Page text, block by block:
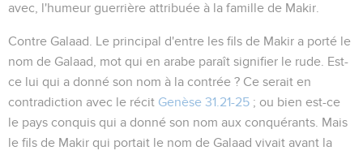
avec, l'humeur guerrière attribuée à la famille de Makir.
Contre Galaad . Le principal d'entre les fils de Makir a porté le
nom de Galaad, mot qui en arabe paraît signifier le rude . Est-
ce lui qui a donné son nom à la contrée ? Ce serait en
contradiction avec le récit Genèse 31.21-25 ; ou bien est-ce
le pays conquis qui a donné son nom aux conquérants. Mais
le fils de Makir qui portait le nom de Galaad vivait avant la